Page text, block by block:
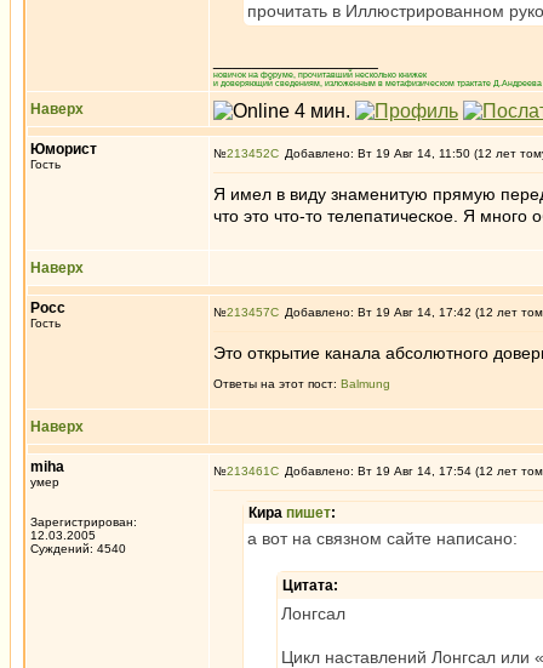
прочитать в Иллюстрированном
новичок на форуме, прочитавший несколько книжек
и доверяющий сведениям, изложенным в метафизическом трактате
Наверх
Юморист
Гость
№213452 Добавлено: Вт 19 Авг 14, 11:50 (12 лет
Я имел в виду знаменитую прямую
что это что-то телепатическое. Я много
Наверх
Росс
Гость
№213457 Добавлено: Вт 19 Авг 14, 17:42 (12 лет
Это открытие канала абсолютного
Ответы на этот пост: Balmung
Наверх
miha
умер
Зарегистрирован:
12.03.2005
Суждений: 4540
№213461 Добавлено: Вт 19 Авг 14, 17:54 (12 лет
Кира пишет:
а вот на связном сайте написано:
Цитата:
Лонгсал
Цикл наставлений Лонгсал или